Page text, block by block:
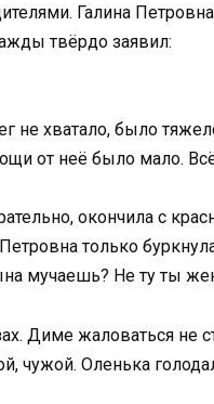
Галина
твёрдо заявил:
не хватало, было
от неё было мало.
окончила с
только
мучаешь? Не ту ты
Диме жаловаться не
чужой. Оленька